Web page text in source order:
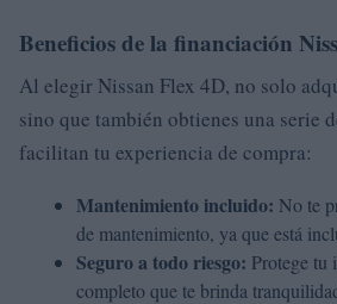
Beneficios de la financiación
Al elegir Nissan Flex 4D, no solo
sino que también obtienes una serie
facilitan tu experiencia de compra:
Mantenimiento incluido: No te
de mantenimiento, ya que está
Seguro a todo riesgo: Protege tu
completo que te brinda